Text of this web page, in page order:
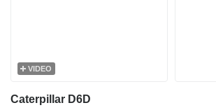
VIDEO
Caterpillar D6D